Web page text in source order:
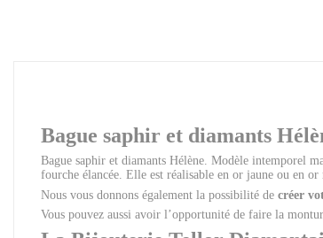
Bague saphir et diamants
Bague saphir et diamants Hélène. Modèle intemporel
fourche élancée. Elle est réalisable en or jaune ou en or
Nous vous donnons également la possibilité de créer
Vous pouvez aussi avoir l’opportunité de faire la